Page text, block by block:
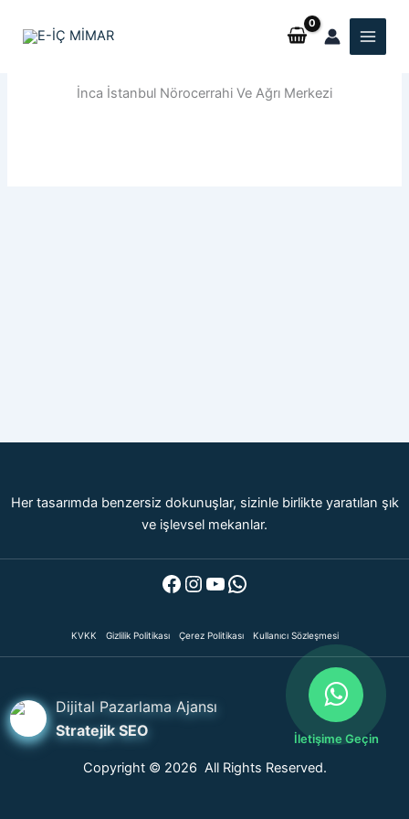
İletişime Geçin
İnca İstanbul Nörocerrahi Ve Ağrı Merkezi
Her tasarımda benzersiz dokunuşlar, sizinle birlikte yaratılan şık
ve işlevsel mekanlar.
Facebook
Instagram
YouTube
WhatsApp
KVKK Gizlilik Politikası Çerez Politikası Kullanıcı Sözleşmesi
Dijital Pazarlama Ajansı
Stratejik SEO
Copyright © 2026 All Rights Reserved.